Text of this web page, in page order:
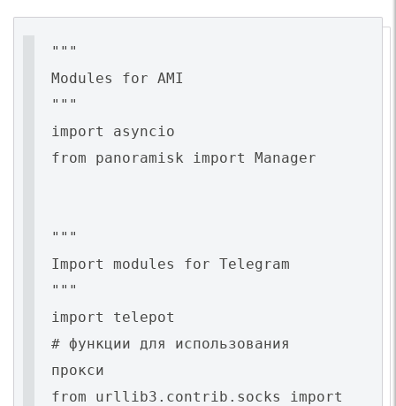
"""
Modules for AMI
"""
import asyncio
from panoramisk import Manager
"""
Import modules for Telegram
"""
import telepot
# функции для использования
прокси
from urllib3.contrib.socks import